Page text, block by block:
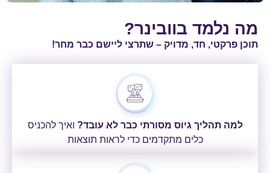
מה נלמד בוובינר?
תוכן פרקטי, חד, מדויק – שתרצי ליישם כבר מחר!
למה תהליך גיוס מסורתי כבר לא עובד? ואיך להכניס
כלים מתקדמים כדי לראות תוצאות